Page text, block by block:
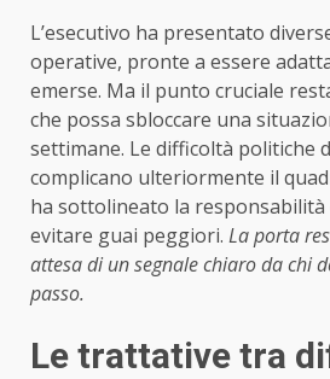
L’esecutivo ha presentato
operative, pronte a essere
emerse. Ma il punto cruciale
che possa sbloccare una
settimane. Le difficoltà politiche
complicano ulteriormente il
ha sottolineato la responsabilità
evitare guai peggiori. La porta
attesa di un segnale chiaro da chi
passo.
Le trattative tra